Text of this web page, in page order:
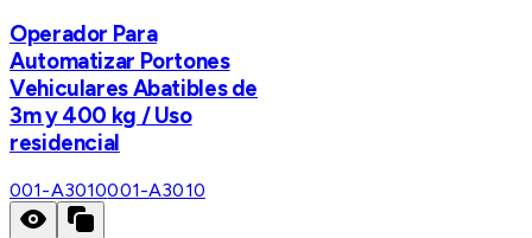
Operador Para
Automatizar Portones
Vehiculares Abatibles de
3m y 400 kg / Uso
residencial
001-A3010001-A3010